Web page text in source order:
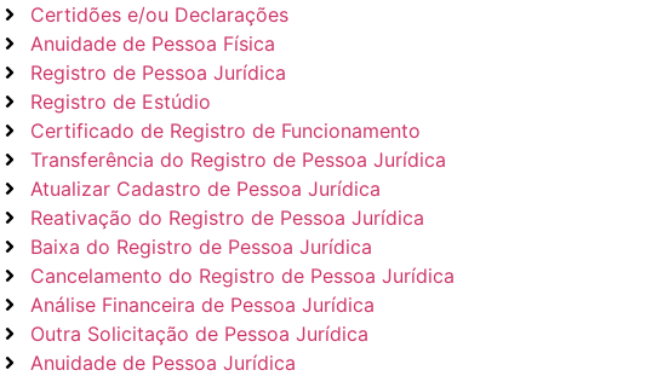
Certidões e/ou Declarações
Anuidade de Pessoa Física
Registro de Pessoa Jurídica
Registro de Estúdio
Certificado de Registro de Funcionamento
Transferência do Registro de Pessoa Jurídica
Atualizar Cadastro de Pessoa Jurídica
Reativação do Registro de Pessoa Jurídica
Baixa do Registro de Pessoa Jurídica
Cancelamento do Registro de Pessoa Jurídica
Análise Financeira de Pessoa Jurídica
Outra Solicitação de Pessoa Jurídica
Anuidade de Pessoa Jurídica